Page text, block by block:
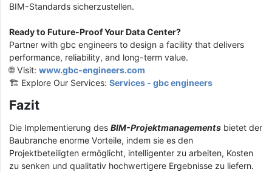
BIM-Standards sicherzustellen.
Ready to Future-Proof Your Data Center?
Partner with gbc engineers to design a facility that delivers
performance, reliability, and long-term value.
🌐 Visit: www.gbc-engineers.com
🏗️ Explore Our Services: Services - gbc engineers
Fazit
Die Implementierung des BIM-Projektmanagements bietet der
Baubranche enorme Vorteile, indem sie es den
Projektbeteiligten ermöglicht, intelligenter zu arbeiten, Kosten
zu senken und qualitativ hochwertigere Ergebnisse zu liefern.